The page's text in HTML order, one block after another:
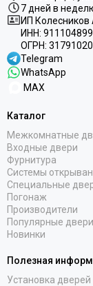
7 дней в
ИП Колесников
ИНН:
ОГРН:
Telegram
WhatsApp
MAX
Каталог
Межкомнатные
Входные двери
Фурнитура
Системы
Специальные
Погонаж
Производители
Популярные двери
Новинки
Полезная
Установка дверей